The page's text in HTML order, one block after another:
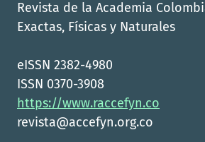
Revista de la Academia
Exactas, Físicas y Naturales
eISSN 2382-4980
ISSN 0370-3908
https://www.raccefyn.co
revista@accefyn.org.co